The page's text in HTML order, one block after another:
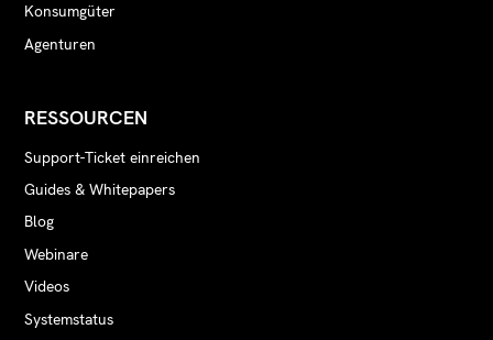
Konsumgüter
Agenturen
RESSOURCEN
Support-Ticket einreichen
Guides & Whitepapers
Blog
Webinare
Videos
Systemstatus